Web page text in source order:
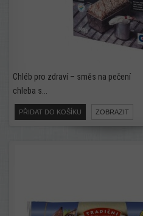
Chléb pro zdraví – směs na pečení
chleba s...
PŘIDAT DO KOŠÍKU ZOBRAZIT